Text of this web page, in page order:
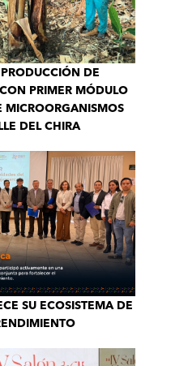
PRODUCCIÓN DE
PRIMER MÓDULO
MICROORGANISMOS
DEL CHIRA
SU ECOSISTEMA DE